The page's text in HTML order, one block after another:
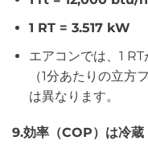
1 RT = 3.517 kW
エアコンでは、1
（1分あたりの立方
は異なります。
9.効率（COP）は冷蔵